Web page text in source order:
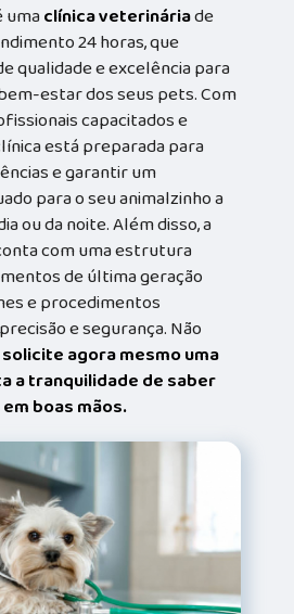
umaclínica veterináriade
24 horas, que
qualidade e excelência para
estar dos seus pets. Com
capacitados e
está preparada para
e garantir um
para o seu animalzinho a
ou da noite. Além disso, a
com uma estrutura
de última geração
e procedimentos
e segurança. Não
solicite agora mesmo uma
a tranquilidade de saber
boas mãos.